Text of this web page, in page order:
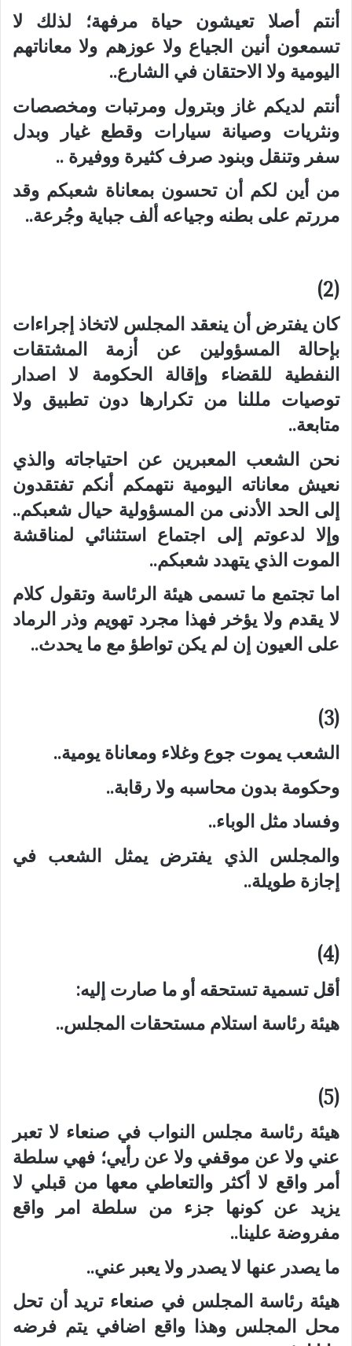
أنتم أصلا تعيشون حياة مرفهة؛ لذلك لا
تسمعون أنين الجياع ولا عوزهم ولا معاناتهم
اليومية ولا الاحتقان في الشارع..
أنتم لديكم غاز وبترول ومرتبات ومخصصات
ونثريات وصيانة سيارات وقطع غيار وبدل
سفر وتنقل وبنود صرف كثيرة ووفيرة ..
من أين لكم أن تحسون بمعاناة شعبكم وقد
مررتم على بطنه وجياعه ألف جباية وجُرعة..
(2)
كان يفترض أن ينعقد المجلس لاتخاذ إجراءات
بإحالة المسؤولين عن أزمة المشتقات
النفطية للقضاء وإقالة الحكومة لا اصدار
توصيات مللنا من تكرارها دون تطبيق ولا
متابعة..
نحن الشعب المعبرين عن احتياجاته والذي
نعيش معاناته اليومية نتهمكم أنكم تفتقدون
إلى الحد الأدنى من المسؤولية حيال شعبكم..
وإلا لدعوتم إلى اجتماع استثنائي لمناقشة
الموت الذي يتهدد شعبكم..
اما تجتمع ما تسمى هيئة الرئاسة وتقول كلام
لا يقدم ولا يؤخر فهذا مجرد تهويم وذر الرماد
على العيون إن لم يكن تواطؤ مع ما يحدث..
(3)
الشعب يموت جوع وغلاء ومعاناة يومية..
وحكومة بدون محاسبه ولا رقابة..
وفساد مثل الوباء..
والمجلس الذي يفترض يمثل الشعب في
إجازة طويلة..
(4)
أقل تسمية تستحقه أو ما صارت إليه:
هيئة رئاسة استلام مستحقات المجلس..
(5)
هيئة رئاسة مجلس النواب في صنعاء لا تعبر
عني ولا عن موقفي ولا عن رأيي؛ فهي سلطة
أمر واقع لا أكثر والتعاطي معها من قبلي لا
يزيد عن كونها جزء من سلطة امر واقع
مفروضة علينا..
ما يصدر عنها لا يصدر ولا يعبر عني..
هيئة رئاسة المجلس في صنعاء تريد أن تحل
محل المجلس وهذا واقع اضافي يتم فرضه